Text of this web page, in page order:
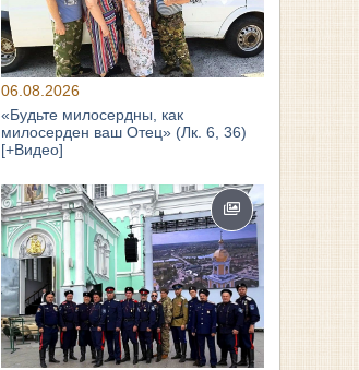
06.08.2026
«Будьте милосердны, как
милосерден ваш Отец» (Лк. 6, 36)
[+Видео]